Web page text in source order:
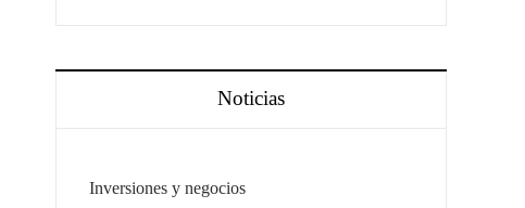
Noticias
Inversiones y negocios